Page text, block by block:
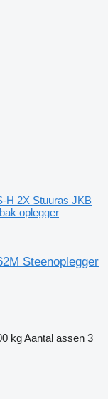
H 2X Stuuras JKB
oplegger
Steenoplegger
kgAantal assen 3